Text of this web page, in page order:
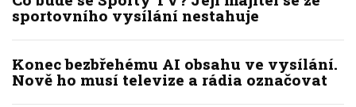
sportovního vysílání nestahuje
Konec bezbřehému AI obsahu ve vysílání.
Nově ho musí televize a rádia označovat